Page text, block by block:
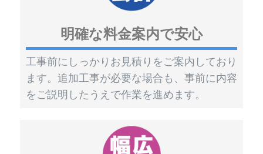
明確な料金案内で安心
工事前にしっかりお見積りをご案内しており
ます。追加工事が必要な場合も、事前に内容
をご説明したうえで作業を進めます。